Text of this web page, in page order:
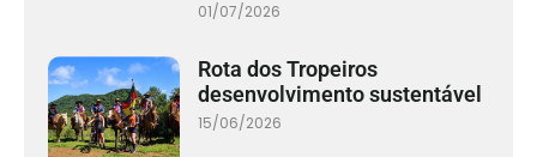
01/07/2026
Rota dos Tropeiros
desenvolvimento sustentável
15/06/2026